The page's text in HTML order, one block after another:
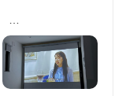
181235?